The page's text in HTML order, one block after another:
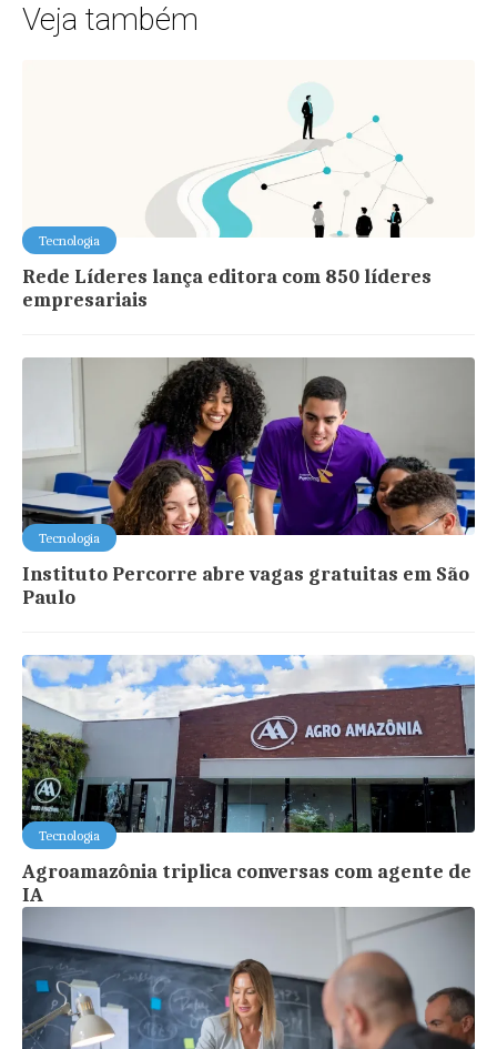
Veja também
Tecnologia
Rede Líderes lança editora com 850 líderes
empresariais
Tecnologia
Instituto Percorre abre vagas gratuitas em São
Paulo
Tecnologia
Agroamazônia triplica conversas com agente de
IA